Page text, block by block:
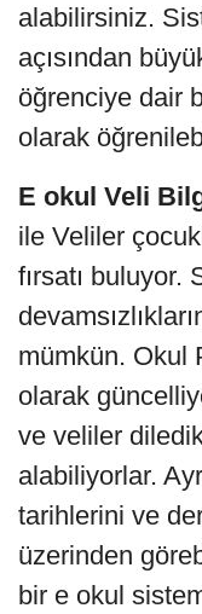
alabilirsiniz.
açısından
öğrenciye dair
olarak
E okul Veli
ile Veliler
fırsatı buluyor.
mümkün. Okul
olarak
ve veliler
alabiliyorlar.
tarihlerini ve
üzerinden
bir e okul